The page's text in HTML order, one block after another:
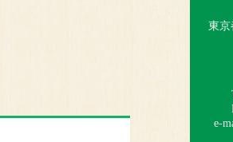
東京
e-